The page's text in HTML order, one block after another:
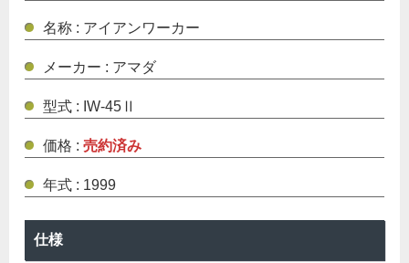
名称 : アイアンワーカー
メーカー : アマダ
型式 : IW-45Ⅱ
価格 :売約済み
年式 : 1999
仕様